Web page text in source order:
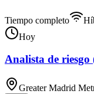
Tiempo completo
Hoy
Analista de
Greater Madrid